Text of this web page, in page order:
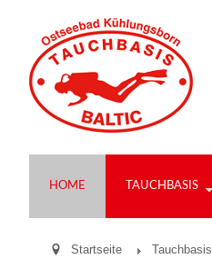
HOME TAUCHBASIS
Startseite Tauchbasis